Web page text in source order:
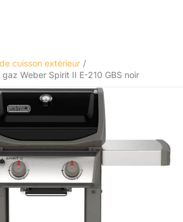
cuisson extérieur
Weber Spirit II E-210 GBS noir